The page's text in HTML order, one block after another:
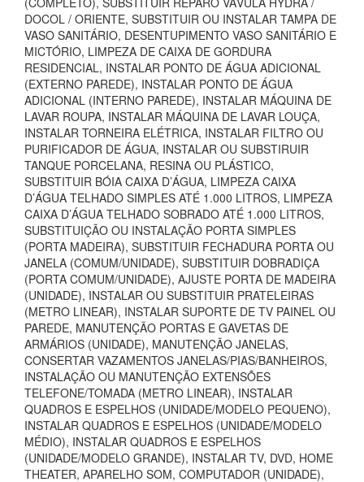
DOCOL / ORIENTE, SUBSTITUIR OU INSTALAR TAMPA DE
VASO SANITÁRIO, DESENTUPIMENTO VASO SANITÁRIO E
MICTÓRIO, LIMPEZA DE CAIXA DE GORDURA
RESIDENCIAL, INSTALAR PONTO DE ÁGUA ADICIONAL
(EXTERNO PAREDE), INSTALAR PONTO DE ÁGUA
ADICIONAL (INTERNO PAREDE), INSTALAR MÁQUINA DE
LAVAR ROUPA, INSTALAR MÁQUINA DE LAVAR LOUÇA,
INSTALAR TORNEIRA ELÉTRICA, INSTALAR FILTRO OU
PURIFICADOR DE ÁGUA, INSTALAR OU SUBSTIRUIR
TANQUE PORCELANA, RESINA OU PLÁSTICO,
SUBSTITUIR BÓIA CAIXA D’ÁGUA, LIMPEZA CAIXA
D’ÁGUA TELHADO SIMPLES ATÉ 1.000 LITROS, LIMPEZA
CAIXA D’ÁGUA TELHADO SOBRADO ATÉ 1.000 LITROS,
SUBSTITUIÇÃO OU INSTALAÇÃO PORTA SIMPLES
(PORTA MADEIRA), SUBSTITUIR FECHADURA PORTA OU
JANELA (COMUM/UNIDADE), SUBSTITUIR DOBRADIÇA
(PORTA COMUM/UNIDADE), AJUSTE PORTA DE MADEIRA
(UNIDADE), INSTALAR OU SUBSTITUIR PRATELEIRAS
(METRO LINEAR), INSTALAR SUPORTE DE TV PAINEL OU
PAREDE, MANUTENÇÃO PORTAS E GAVETAS DE
ARMÁRIOS (UNIDADE), MANUTENÇÃO JANELAS,
CONSERTAR VAZAMENTOS JANELAS/PIAS/BANHEIROS,
INSTALAÇÃO OU MANUTENÇÃO EXTENSÕES
TELEFONE/TOMADA (METRO LINEAR), INSTALAR
QUADROS E ESPELHOS (UNIDADE/MODELO PEQUENO),
INSTALAR QUADROS E ESPELHOS (UNIDADE/MODELO
MÉDIO), INSTALAR QUADROS E ESPELHOS
(UNIDADE/MODELO GRANDE), INSTALAR TV, DVD, HOME
THEATER, APARELHO SOM, COMPUTADOR (UNIDADE),